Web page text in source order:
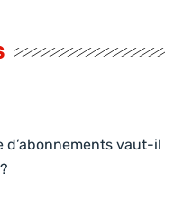
d’abonnements vaut-il